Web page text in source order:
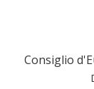
Consiglio